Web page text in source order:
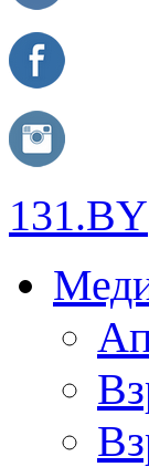
131.BY